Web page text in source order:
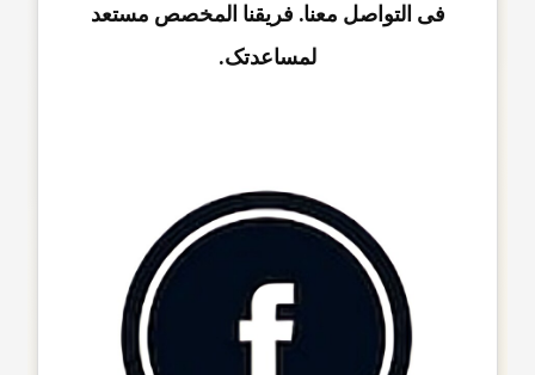
فی التواصل معنا. فریقنا المخصص مستعد
لمساعدتک.